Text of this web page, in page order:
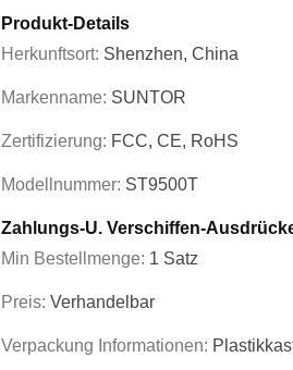
Produkt-Details
Herkunftsort: Shenzhen, China
Markenname: SUNTOR
Zertifizierung: FCC, CE, RoHS
Modellnummer: ST9500T
Zahlungs-U. Verschiffen-
Min Bestellmenge: 1 Satz
Preis: Verhandelbar
Verpackung Informationen: